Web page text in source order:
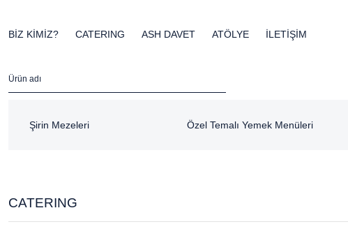
BİZ KİMİZ? CATERING ASH DAVET ATÖLYE
İLETİŞİM
Şirin Mezeleri Özel Temalı Yemek Menüleri
CATERING